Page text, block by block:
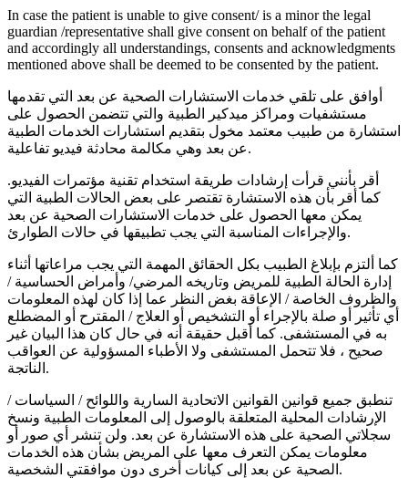
In case the patient is unable to give consent/ is a minor the legal
guardian /representative shall give consent on behalf of the patient
and accordingly all understandings, consents and acknowledgments
mentioned above shall be deemed to be consented by the patient.
أوافق على تلقي خدمات الاستشارات الصحية عن بعد التي تقدمها
مستشفيات ومراكز ميدكير الطبية والتي تتضمن الحصول على
استشارة من طبيب معتمد مخول بتقديم استشارات الخدمات الطبية
عن بعد وهي مكالمة محادثة فيديو تفاعلية.
أقر بأنني قرأت إرشادات طريقة استخدام تقنية مؤتمرات الفيديو.
كما أقر بأن هذه الاستشارة تقتصر على بعض الحالات الطبية التي
يمكن معها الحصول على خدمات الاستشارات الصحية عن بعد
والإجراءات المناسبة التي يجب تطبيقها في حالات الطوارئ.
كما ألتزم بإبلاغ الطبيب بكل الحقائق المهمة التي يجب مراعاتها أثناء
إدارة الحالة الطبية للمريض وتاريخه المرضي/ وأمراض الحساسية /
والظروف الخاصة / الإعاقة بغض النظر عما إذا كان لهذه المعلومات
أي تأثير أو صلة بالإجراء أو التشخيص أو العلاج / المقترح أو المضطلع
به في المستشفى. كما أقبل حقيقة أنه في حال كان هذا البيان غير
صحيح ، فلا تتحمل المستشفى ولا الأطباء المسؤولية عن العواقب
الناتجة.
تنطبق جميع قوانين القوانين الاتحادية السارية واللوائح / السياسات /
الإرشادات المحلية المتعلقة بالوصول إلى المعلومات الطبية ونسخ
سجلاتي الصحية على هذه الاستشارة عن بعد. ولن تنشر أي صور أو
معلومات يمكن التعرف معها على المريض بشأن هذه الخدمات
الصحية عن بعد إلى كيانات أخرى دون موافقتي الشخصية.